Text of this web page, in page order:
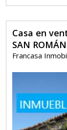
Casa en
SAN
Francasa